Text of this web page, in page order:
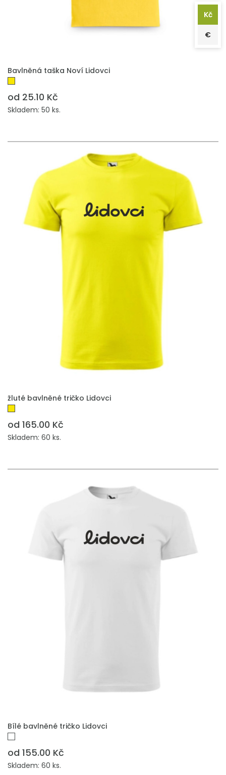
PŘIDAT DO POPTÁVKY
Bavlněná taška Noví Lidovci
od 25.10 Kč
Skladem: 50 ks.
PŘIDAT DO POPTÁVKY
žluté bavlněné tričko Lidovci
od 165.00 Kč
Skladem: 60 ks.
PŘIDAT DO POPTÁVKY
Bílé bavlněné tričko Lidovci
od 155.00 Kč
Skladem: 60 ks.
Kč
€